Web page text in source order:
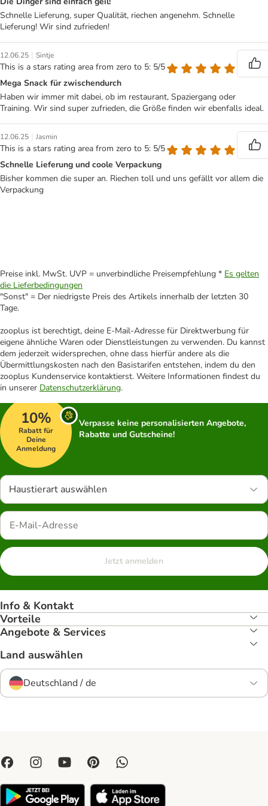
Schnelle Lieferung, super Qualität, riechen angenehm. Schnelle
Lieferung! Wir sind zufrieden!
12.06.25 | Sintje
This is a stars rating area from zero to 5: 5/5
Mega Snack für zwischendurch
Haben wir immer mit dabei, ob im restaurant, Spaziergang oder
Training. Wir sind super zufrieden, die Größe finden wir ebenfalls ideal.
12.06.25 | Jasmin
This is a stars rating area from zero to 5: 5/5
Schnelle Lieferung und coole Verpackung
Bisher kommen die super an. Riechen toll und uns gefällt vor allem die
Verpackung
Preise inkl. MwSt. UVP = unverbindliche Preisempfehlung * Es gelten
die Lieferbedingungen
"Sonst" = Der niedrigste Preis des Artikels innerhalb der letzten 30
Tage.
zooplus ist berechtigt, deine E-Mail-Adresse für Direktwerbung für
eigene ähnliche Waren oder Dienstleistungen zu verwenden. Du kannst
dem jederzeit widersprechen, ohne dass hierfür andere als die
Übermittlungskosten nach den Basistarifen entstehen, indem du den
zooplus Kundenservice kontaktierst. Weitere Informationen findest du
in unserer Datenschutzerklärung.
10%
Rabatt für
Deine
Anmeldung
Verpasse keine personalisierten Angebote,
Rabatte und Gutscheine!
Haustierart auswählen
Jetzt anmelden
Info & Kontakt
Vorteile
Angebote & Services
Land auswählen
Deutschland / de